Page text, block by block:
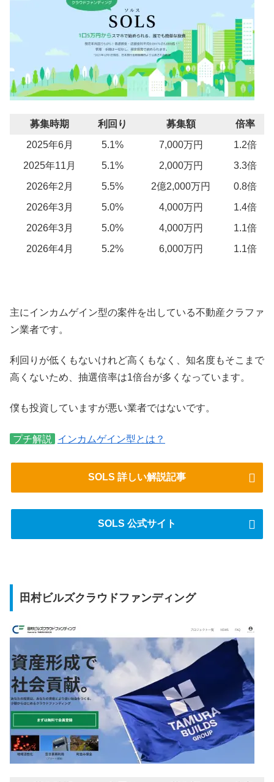
募集時期 利回り 募集額
倍率
2025年6月
5.1% 7,000万円
1.2倍
2025年11月
5.1% 2,000万円
3.3倍
2026年2月
5.5% 2億2,000万円
0.8倍
2026年3月
5.0% 4,000万円
1.4倍
2026年3月
5.0% 4,000万円
1.1倍
2026年4月
5.2% 6,000万円 1.1倍
主にインカムゲイン型の案件を出している不動産クラファ
ン業者です。
利回りが低くもないけれど高くもなく、知名度もそこまで
高くないため、抽選倍率は1倍台が多くなっています。
僕も投資していますが悪い業者ではないです。
プチ解説 インカムゲイン型とは？
SOLS 詳しい解説記事
SOLS 公式サイト
田村ビルズクラウドファンディング